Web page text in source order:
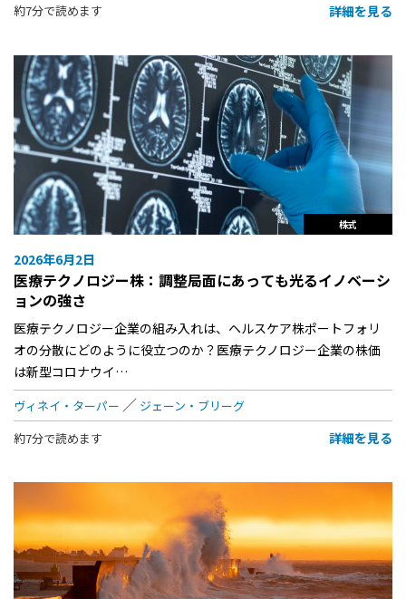
約7分で読めます
詳細を見る
株式
2026年6月2日
医療テクノロジー株：調整局面にあっても光るイノベーシ
ョンの強さ
医療テクノロジー企業の組み入れは、ヘルスケア株ポートフォリ
オの分散にどのように役立つのか？医療テクノロジー企業の株価
は新型コロナウイ…
ヴィネイ・ターパー
ジェーン・ブリーグ
約7分で読めます
詳細を見る